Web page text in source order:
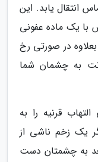
انتقال یابد. این
با یک ماده عفونی
در صورتی رخ
به چشمان شما
قرنیه را به
یک زخم ناشی از
به چشمتان دست